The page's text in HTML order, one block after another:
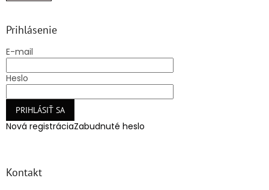
Prihlásenie
E-mail
Heslo
PRIHLÁSIŤ SA
Nová registráciaZabudnuté heslo
Kontakt